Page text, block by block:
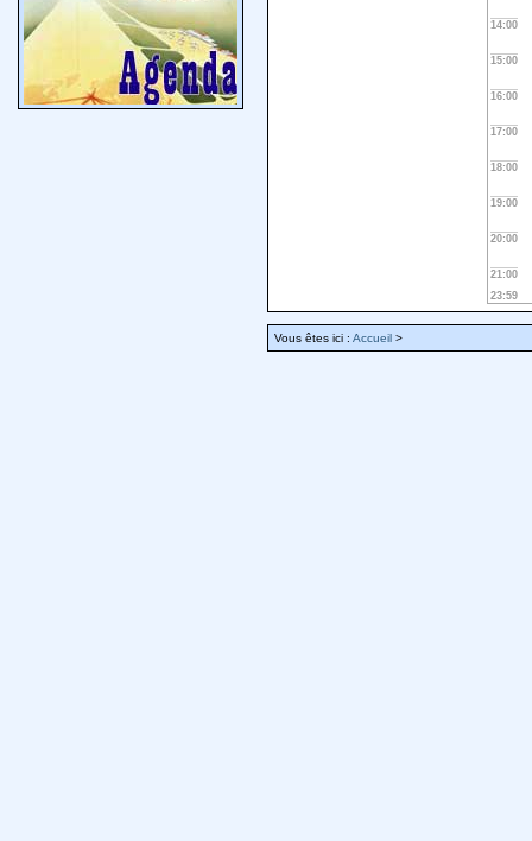
14:00
15:00
16:00
17:00
18:00
19:00
20:00
21:00
23:59
Vous êtes ici : Accueil >